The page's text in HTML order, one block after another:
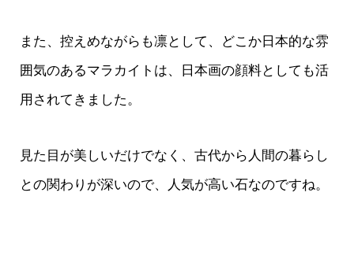
また、控えめながらも凛として、どこか日本的な雰
囲気のあるマラカイトは、日本画の顔料としても活
用されてきました。
見た目が美しいだけでなく、古代から人間の暮らし
との関わりが深いので、人気が高い石なのですね。